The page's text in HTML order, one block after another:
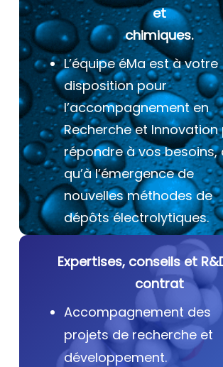
et
chimiques.
L’équipe éMa est à votre
disposition pour
l’accompagnement en
Recherche et Innovation
répondre à vos besoins,
qu’à l’émergence de
nouvelles méthodes de
dépôts électrolytiques.
Expertises, conseils et
contrat
Accompagnement des
projets de recherche et
développement.